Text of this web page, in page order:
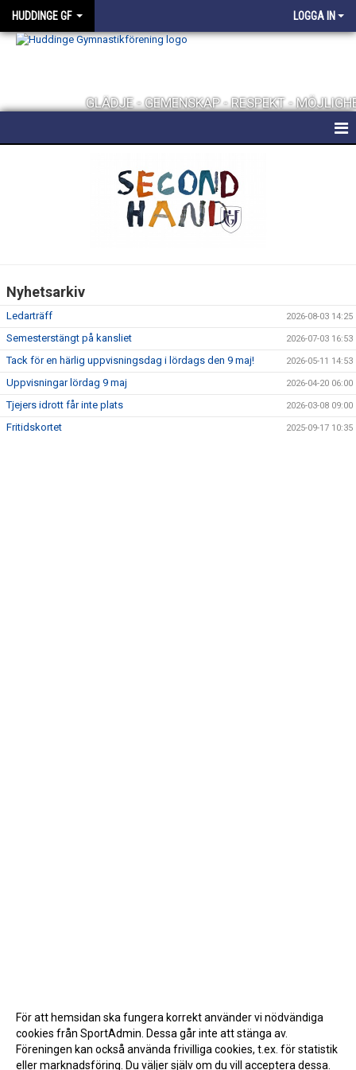
HUDDINGE GF LOGGA IN
GLÄDJE - GEMENSKAP - RESPEKT -
UTMÄRKELSER
TRÄNINGSHALLAR
BLI LEDARE
Nyhetsarkiv
Ledarträff 2026-08-03 14:25
Semesterstängt på kansliet 2026-07-03 16:53
Tack för en härlig uppvisningsdag i lördags den 9 maj! 2026-05-11 14:53
Uppvisningar lördag 9 maj 2026-04-20 06:00
Tjejers idrott får inte plats 2026-03-08 09:00
Fritidskortet 2025-09-17 10:35
För att hemsidan ska fungera korrekt använder vi nödvändiga
cookies från SportAdmin. Dessa går inte att stänga av.
Föreningen kan också använda frivilliga cookies, t.ex. för statistik
eller marknadsföring. Du väljer själv om du vill acceptera dessa.